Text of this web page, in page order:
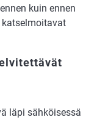
kuin ennen
läpi sähköisessä